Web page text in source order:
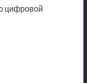
цифровой